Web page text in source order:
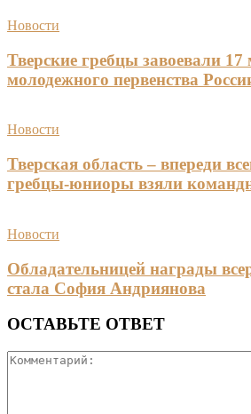
Новости
Тверские гребцы завоевали 17
молодежного первенства
Новости
Тверская область – впереди
гребцы-юниоры взяли
Новости
Обладательницей награды
стала София Андриянова
ОСТАВЬТЕ ОТВЕТ